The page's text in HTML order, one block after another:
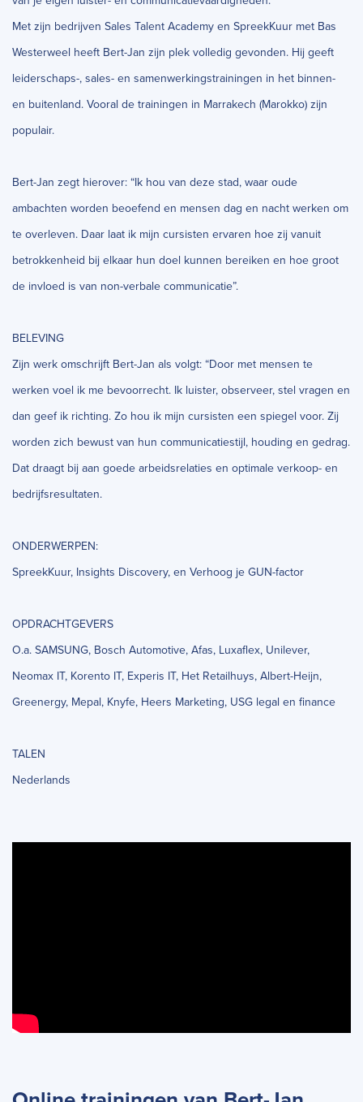
Met zijn bedrijven Sales Talent Academy en SpreekKuur met Bas
Westerweel heeft Bert-Jan zijn plek volledig gevonden. Hij geeft
leiderschaps-, sales- en samenwerkingstrainingen in het binnen-
en buitenland. Vooral de trainingen in Marrakech (Marokko) zijn
populair.
Bert-Jan zegt hierover: “Ik hou van deze stad, waar oude
ambachten worden beoefend en mensen dag en nacht werken om
te overleven. Daar laat ik mijn cursisten ervaren hoe zij vanuit
betrokkenheid bij elkaar hun doel kunnen bereiken en hoe groot
de invloed is van non-verbale communicatie”.
BELEVING
Zijn werk omschrijft Bert-Jan als volgt: “Door met mensen te
werken voel ik me bevoorrecht. Ik luister, observeer, stel vragen en
dan geef ik richting. Zo hou ik mijn cursisten een spiegel voor. Zij
worden zich bewust van hun communicatiestijl, houding en gedrag.
Dat draagt bij aan goede arbeidsrelaties en optimale verkoop- en
bedrijfsresultaten.
ONDERWERPEN:
SpreekKuur, Insights Discovery, en Verhoog je GUN-factor
OPDRACHTGEVERS
O.a. SAMSUNG, Bosch Automotive, Afas, Luxaflex, Unilever,
Neomax IT, Korento IT, Experis IT, Het Retailhuys, Albert-Heijn,
Greenergy, Mepal, Knyfe, Heers Marketing, USG legal en finance
TALEN
Nederlands